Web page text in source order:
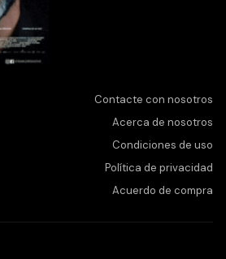
Contacte con nosotros
Acerca de nosotros
Condiciones de uso
Política de privacidad
Acuerdo de compra